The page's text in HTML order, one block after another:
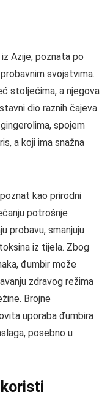
Azije, poznata po
svojstvima.
stoljećima, a njegova
dio raznih čajeva
spojem
a koji ima snažna
kao prirodni
potrošnje
probavu, smanjuju
iz tijela. Zbog
đumbir može
zdravog režima
Brojne
uporaba đumbira
posebno u